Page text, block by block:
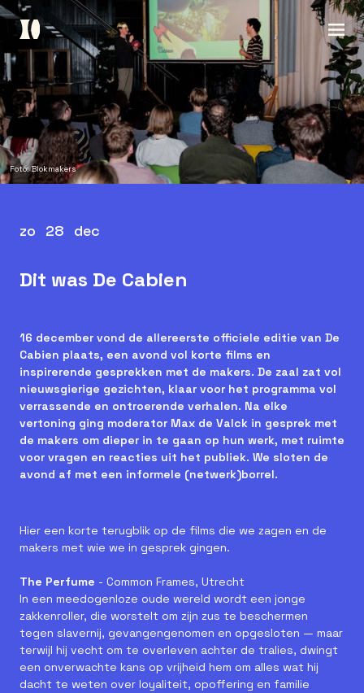
Foto: Blokmakers
zo 28 dec
Dit was De Cabien
16 december vond de allereerste officiele editie van De
Cabien plaats, een avond vol korte films en
inspirerende gesprekken met de makers. De zaal zat vol
nieuwsgierige gezichten, klaar voor het programma vol
verrassende en ontroerende verhalen. Na elke
vertoning ging moderator Max de Valck in gesprek met
de makers om dieper in te gaan op hun werk, met ruimte
voor vragen en reacties uit het publiek. We sloten de
avond af met een informele (netwerk)borrel.
Hier een korte terugblik op de films die we zagen en de
makers met wie we in gesprek gingen.
The Perfume - Common Frames, Utrecht
In een meedogenloze oude wereld wordt een jonge
zakkenroller, die worstelt om zijn zus te beschermen
tegen slavernij, gevangengenomen en opgesloten — maar
terwijl hij vecht om te overleven achter de tralies, dwingt
een onverwachte kans op vrijheid hem om alles wat hij
dacht te weten over loyaliteit, opoffering en familie